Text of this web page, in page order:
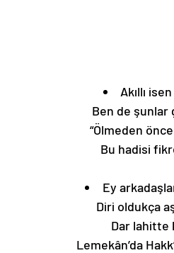
Akıllı
Ben de şunlar
“Ölmeden
Bu hadisi
Ey
Diri oldukça
Dar lahitte
Lemekân’da